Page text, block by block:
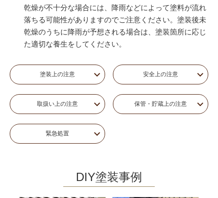
乾燥が不十分な場合には、降雨などによって塗料が流れ
落ちる可能性がありますのでご注意ください。塗装後未
乾燥のうちに降雨が予想される場合は、塗装箇所に応じ
た適切な養生をしてください。
塗装上の注意 安全上の注意
取扱い上の注意 保管・貯蔵上の注意
緊急処置
DIY塗装事例